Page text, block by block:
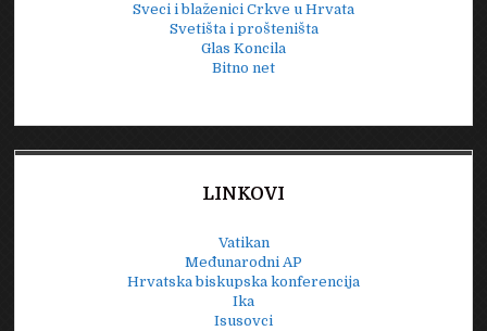
Sveci i blaženici Crkve u Hrvata
Svetišta i prošteništa
Glas Koncila
Bitno net
LINKOVI
Vatikan
Međunarodni AP
Hrvatska biskupska konferencija
Ika
Isusovci